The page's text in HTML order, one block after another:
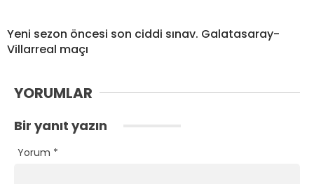
Yeni sezon öncesi son ciddi sınav. Galatasaray-
Villarreal maçı
YORUMLAR
Bir yanıt yazın
Yorum *